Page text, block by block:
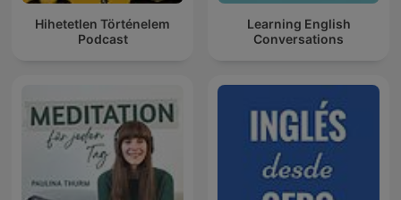
Hihetetlen Történelem
Podcast
Learning English
Conversations